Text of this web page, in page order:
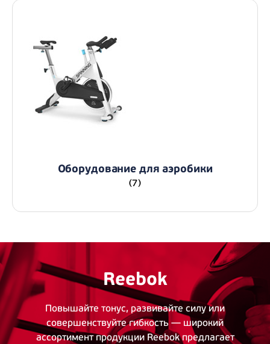
Оборудование для аэробики
(7)
Reebok
Повышайте тонус, развивайте силу или
совершенствуйте гибкость — широкий
ассортимент продукции Reebok предлагает